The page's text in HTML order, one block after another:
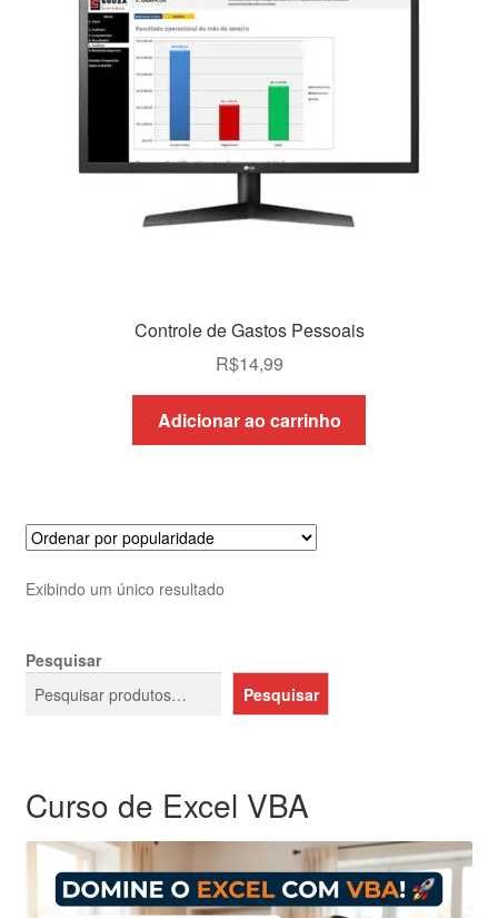
Controle de Gastos Pessoais
R$14,99
Adicionar ao carrinho
Exibindo um único resultado
Pesquisar
Pesquisar
Curso de Excel VBA